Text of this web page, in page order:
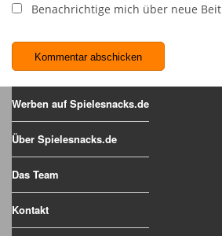
Benachrichtige mich über neue
Werben auf Spielesnacks.de
Über Spielesnacks.de
Das Team
Kontakt